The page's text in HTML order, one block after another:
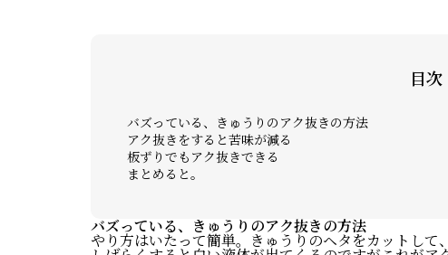
目次
バズっている、きゅうりのアク抜きの方法
アク抜きをすると苦味が減る
板ずりでもアク抜きできる
まとめると。
バズっている、きゅうりのアク抜きの方法
やり方はいたって簡単。きゅうりのヘタをカットして